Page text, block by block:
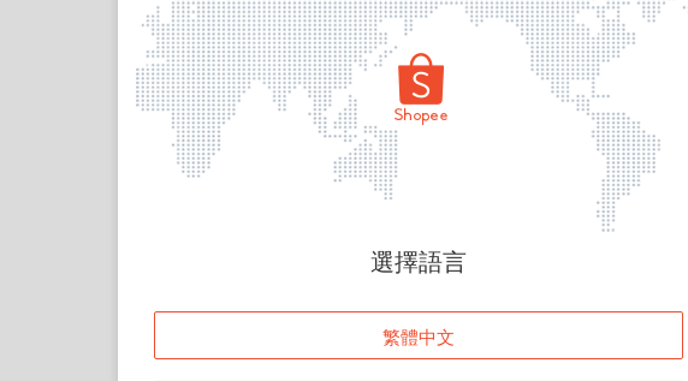
頁面無法顯示
登入
選擇語言
繁體中文